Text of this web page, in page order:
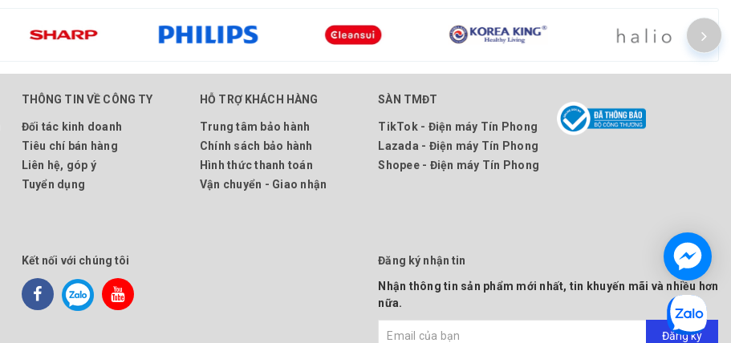
THÔNG TIN VỀ CÔNG TY
Đối tác kinh doanh
Tiêu chí bán hàng
Liên hệ, góp ý
Tuyển dụng
HỖ TRỢ KHÁCH HÀNG
Trung tâm bảo hành
Chính sách bảo hành
Hình thức thanh toán
Vận chuyển - Giao nhận
SÀN TMĐT
TikTok - Điện máy Tín Phong
Lazada - Điện máy Tín Phong
Shopee - Điện máy Tín Phong
Kết nối với chúng tôi
Đăng ký nhận tin
Nhận thông tin sản phẩm mới nhất, tin khuyến mãi và nhiều hơn
nữa.
Đăng ký